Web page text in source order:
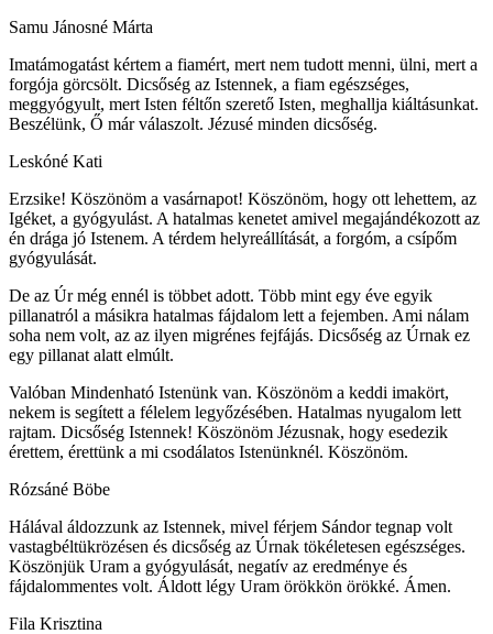
Samu Jánosné Márta
Imatámogatást kértem a fiamért, mert nem tudott menni, ülni, mert a
forgója görcsölt. Dicsőség az Istennek, a fiam egészséges,
meggyógyult, mert Isten féltőn szerető Isten, meghallja kiáltásunkat.
Beszélünk, Ő már válaszolt. Jézusé minden dicsőség.
Leskóné Kati
Erzsike! Köszönöm a vasárnapot! Köszönöm, hogy ott lehettem, az
Igéket, a gyógyulást. A hatalmas kenetet amivel megajándékozott az
én drága jó Istenem. A térdem helyreállítását, a forgóm, a csípőm
gyógyulását.
De az Úr még ennél is többet adott. Több mint egy éve egyik
pillanatról a másikra hatalmas fájdalom lett a fejemben. Ami nálam
soha nem volt, az az ilyen migrénes fejfájás. Dicsőség az Úrnak ez
egy pillanat alatt elmúlt.
Valóban Mindenható Istenünk van. Köszönöm a keddi imakört,
nekem is segített a félelem legyőzésében. Hatalmas nyugalom lett
rajtam. Dicsőség Istennek! Köszönöm Jézusnak, hogy esedezik
érettem, érettünk a mi csodálatos Istenünknél. Köszönöm.
Rózsáné Böbe
Hálával áldozzunk az Istennek, mivel férjem Sándor tegnap volt
vastagbéltükrözésen és dicsőség az Úrnak tökéletesen egészséges.
Köszönjük Uram a gyógyulását, negatív az eredménye és
fájdalommentes volt. Áldott légy Uram örökkön örökké. Ámen.
Fila Krisztina